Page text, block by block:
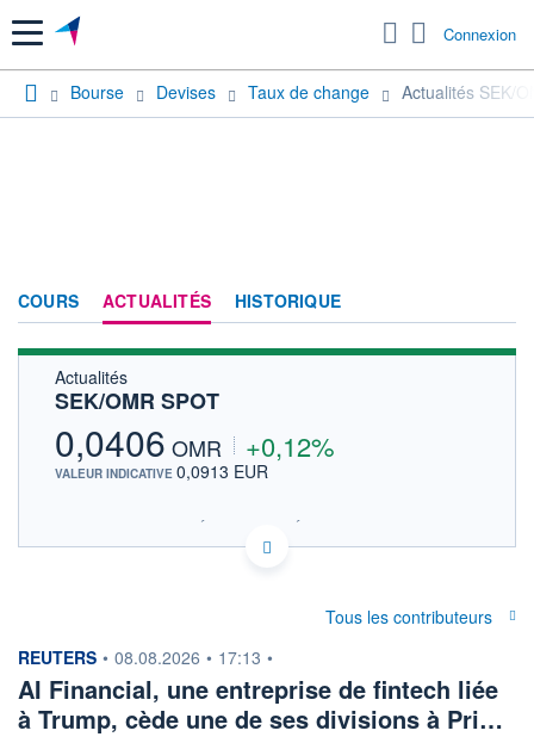
Menu Connexion
Bourse Devises Taux de change Actualités SEK/
COURS ACTUALITÉS HISTORIQUE
Actualités
SEK/OMR SPOT
0,0406 OMR +0,12%
VALEUR INDICATIVE 0,0913 EUR
SIX - FOREX 2 DONNÉES TEMPS RÉEL
Politique d'exécution
0,0402
0,0404
Tous les contributeurs
information fournie par
REUTERS • 08.08.2026 • 17:13 •
AI Financial, une entreprise de fintech liée
à Trump, cède une de ses divisions à Pri…